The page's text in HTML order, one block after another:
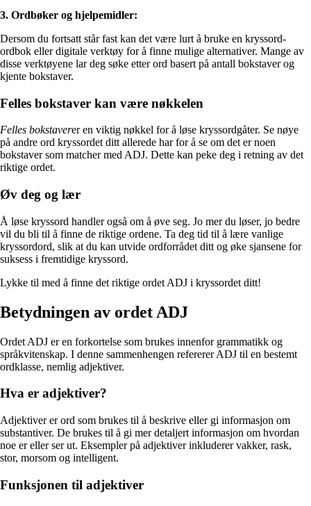
3. Ordbøker og hjelpemidler:
Dersom du fortsatt står fast kan det være lurt å bruke en kryssord-
ordbok eller digitale verktøy for å finne mulige alternativer. Mange av
disse verktøyene lar deg søke etter ord basert på antall bokstaver og
kjente bokstaver.
Felles bokstaver kan være nøkkelen
Felles bokstaverer en viktig nøkkel for å løse kryssordgåter. Se nøye
på andre ord kryssordet ditt allerede har for å se om det er noen
bokstaver som matcher med ADJ. Dette kan peke deg i retning av det
riktige ordet.
Øv deg og lær
Å løse kryssord handler også om å øve seg. Jo mer du løser, jo bedre
vil du bli til å finne de riktige ordene. Ta deg tid til å lære vanlige
kryssordord, slik at du kan utvide ordforrådet ditt og øke sjansene for
suksess i fremtidige kryssord.
Lykke til med å finne det riktige ordet ADJ i kryssordet ditt!
Betydningen av ordet ADJ
Ordet ADJ er en forkortelse som brukes innenfor grammatikk og
språkvitenskap. I denne sammenhengen refererer ADJ til en bestemt
ordklasse, nemlig adjektiver.
Hva er adjektiver?
Adjektiver er ord som brukes til å beskrive eller gi informasjon om
substantiver. De brukes til å gi mer detaljert informasjon om hvordan
noe er eller ser ut. Eksempler på adjektiver inkluderer vakker, rask,
stor, morsom og intelligent.
Funksjonen til adjektiver